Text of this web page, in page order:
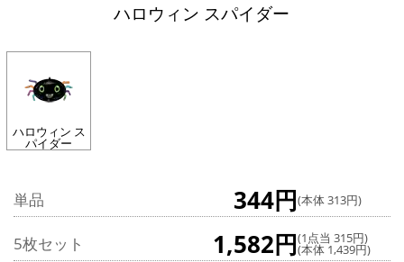
ハロウィン スパイダー
ハロウィン ス
パイダー
単品 344円(本体 313円)
5枚セット 1,582円(1点当 315円)
(本体 1,439円)